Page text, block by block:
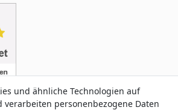
und ähnliche Technologien auf
verarbeiten personenbezogene Daten